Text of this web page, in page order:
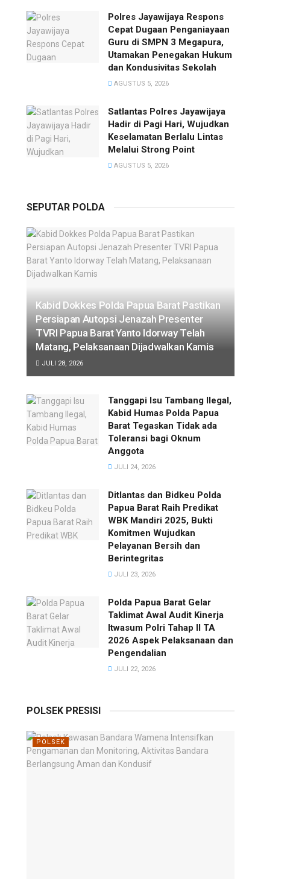
Polres Jayawijaya Respons
Cepat Dugaan Penganiayaan
Guru di SMPN 3 Megapura,
Utamakan Penegakan Hukum
dan Kondusivitas Sekolah
AGUSTUS 5, 2026
Satlantas Polres Jayawijaya
Hadir di Pagi Hari, Wujudkan
Keselamatan Berlalu Lintas
Melalui Strong Point
AGUSTUS 5, 2026
SEPUTAR POLDA
Kabid Dokkes Polda Papua Barat Pastikan
Persiapan Autopsi Jenazah Presenter
TVRI Papua Barat Yanto Idorway Telah
Matang, Pelaksanaan Dijadwalkan Kamis
JULI 28, 2026
Tanggapi Isu Tambang Ilegal,
Kabid Humas Polda Papua
Barat Tegaskan Tidak ada
Toleransi bagi Oknum
Anggota
JULI 24, 2026
Ditlantas dan Bidkeu Polda
Papua Barat Raih Predikat
WBK Mandiri 2025, Bukti
Komitmen Wujudkan
Pelayanan Bersih dan
Berintegritas
JULI 23, 2026
Polda Papua Barat Gelar
Taklimat Awal Audit Kinerja
Itwasum Polri Tahap II TA
2026 Aspek Pelaksanaan dan
Pengendalian
JULI 22, 2026
POLSEK PRESISI
POLSEK